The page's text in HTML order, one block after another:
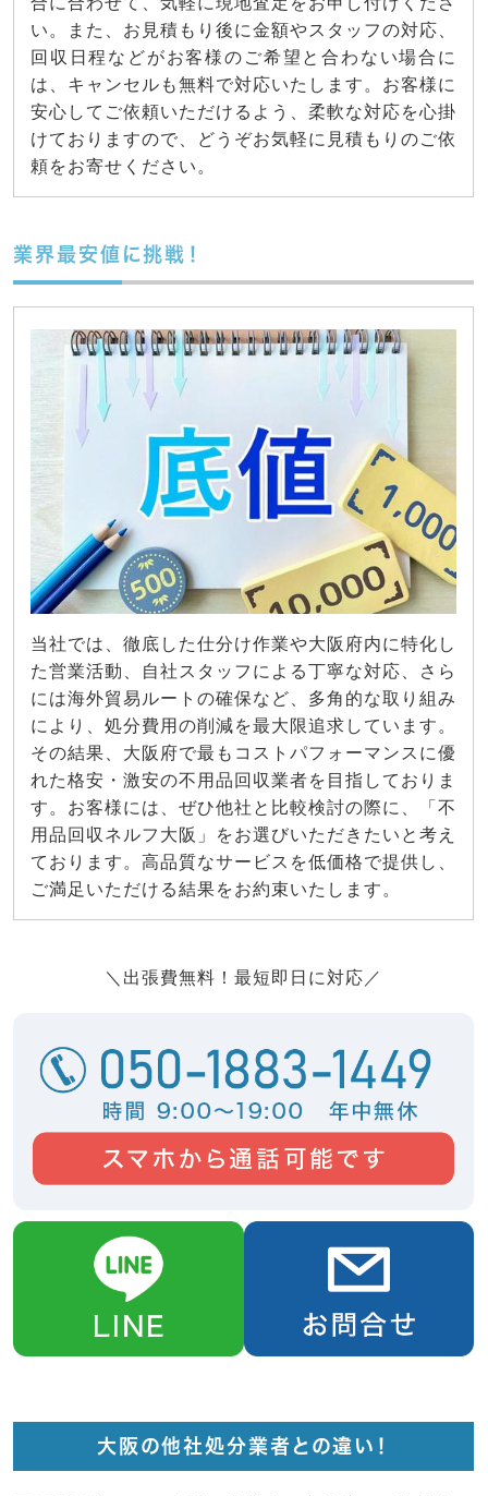
い。また、お見積もり後に金額やスタッフの対応、
回収日程などがお客様のご希望と合わない場合に
は、キャンセルも無料で対応いたします。お客様に
安心してご依頼いただけるよう、柔軟な対応を心掛
けておりますので、どうぞお気軽に見積もりのご依
頼をお寄せください。
業界最安値に挑戦！
当社では、徹底した仕分け作業や大阪府内に特化し
た営業活動、自社スタッフによる丁寧な対応、さら
には海外貿易ルートの確保など、多角的な取り組み
により、処分費用の削減を最大限追求しています。
その結果、大阪府で最もコストパフォーマンスに優
れた格安・激安の不用品回収業者を目指しておりま
す。お客様には、ぜひ他社と比較検討の際に、「不
用品回収ネルフ大阪」をお選びいただきたいと考え
ております。高品質なサービスを低価格で提供し、
ご満足いただける結果をお約束いたします。
＼出張費無料！最短即日に対応／
大阪の他社処分業者との違い！